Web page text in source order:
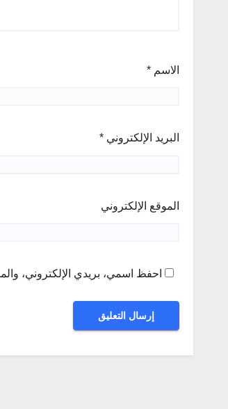
الاسم *
البريد الإلكتروني *
الموقع الإلكتروني
احفظ اسمي، بريدي الإلكتروني،